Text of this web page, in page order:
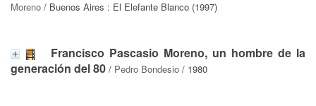
Moreno / Buenos Aires : El Elefante Blanco (1997)
Francisco Pascasio Moreno, un hombre de la
generación del 80 / Pedro Bondesio / 1980